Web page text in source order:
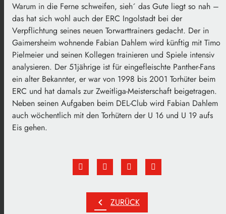
Warum in die Ferne schweifen, sieh´ das Gute liegt so nah –
das hat sich wohl auch der ERC Ingolstadt bei der
Verpflichtung seines neuen Torwarttrainers gedacht. Der in
Gaimersheim wohnende Fabian Dahlem wird künftig mit Timo
Pielmeier und seinen Kollegen trainieren und Spiele intensiv
analysieren. Der 51jährige ist für eingefleischte Panther-Fans
ein alter Bekannter, er war von 1998 bis 2001 Torhüter beim
ERC und hat damals zur Zweitliga-Meisterschaft beigetragen.
Neben seinen Aufgaben beim DEL-Club wird Fabian Dahlem
auch wöchentlich mit den Torhütern der U 16 und U 19 aufs
Eis gehen.
chevron_left ZURÜCK